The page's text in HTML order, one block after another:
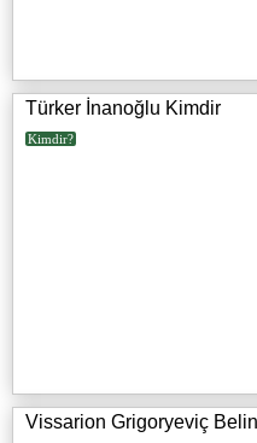
Türker İnanoğlu Kimdir
Kimdir?
Vissarion Grigoryeviç